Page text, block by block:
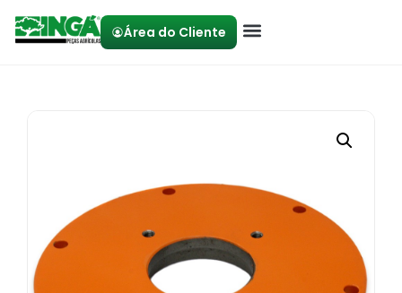
Área do Cliente